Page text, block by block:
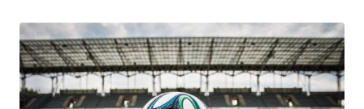
Radio Norba Consiglia
Leggerissime
Novità
Interviste
Oroscopo
Speciale Astrabilia 2026
Voce al Bari
Battiti Live 2026
Gallery